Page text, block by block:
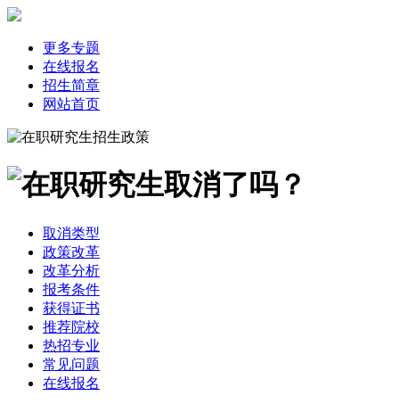
更多专题
在线报名
招生简章
网站首页
取消类型
政策改革
改革分析
报考条件
获得证书
推荐院校
热招专业
常见问题
在线报名